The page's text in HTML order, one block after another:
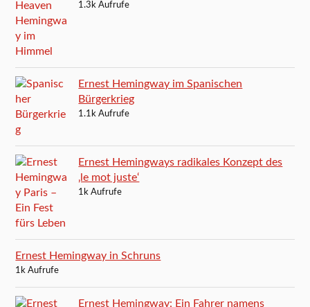
1.3k Aufrufe
Ernest Hemingway im Spanischen
Bürgerkrieg
1.1k Aufrufe
Ernest Hemingways radikales Konzept des
‚le mot juste‘
1k Aufrufe
Ernest Hemingway in Schruns
1k Aufrufe
Ernest Hemingway: Ein Fahrer namens